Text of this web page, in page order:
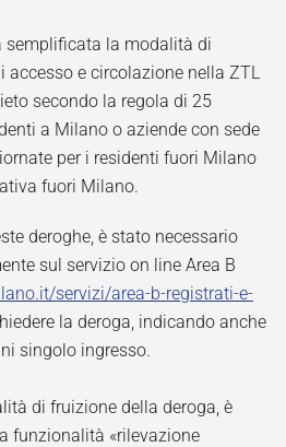
semplificata la modalità di
accesso e circolazione nella ZTL
secondo la regola di 25
a Milano o aziende con sede
per i residenti fuori Milano
fuori Milano.
deroghe, è stato necessario
sul servizio on line Area B
servizi/area-b-registrati-e-
la deroga, indicando anche
singolo ingresso.
di fruizione della deroga, è
funzionalità «rilevazione